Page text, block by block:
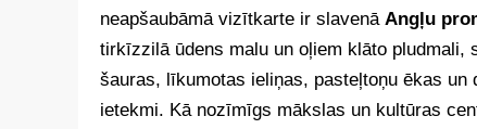
neapšaubāmā vizītkarte ir slavenā Angļu
tirkīzzilā ūdens malu un oļiem klāto pludmali,
šauras, līkumotas ieliņas, pasteļtoņu ēkas
ietekmi. Kā nozīmīgs mākslas un kultūras